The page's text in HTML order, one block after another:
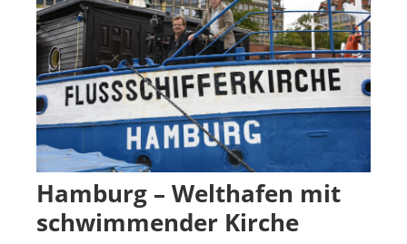
Hamburg – Welthafen mit
schwimmender Kirche